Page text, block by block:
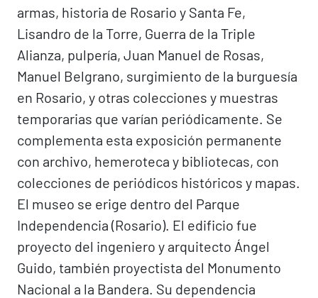
armas, historia de Rosario y Santa Fe,
Lisandro de la Torre, Guerra de la Triple
Alianza, pulpería, Juan Manuel de Rosas,
Manuel Belgrano, surgimiento de la burguesía
en Rosario, y otras colecciones y muestras
temporarias que varían periódicamente. Se
complementa esta exposición permanente
con archivo, hemeroteca y bibliotecas, con
colecciones de periódicos históricos y mapas.
El museo se erige dentro del Parque
Independencia (Rosario). El edificio fue
proyecto del ingeniero y arquitecto Ángel
Guido, también proyectista del Monumento
Nacional a la Bandera. Su dependencia